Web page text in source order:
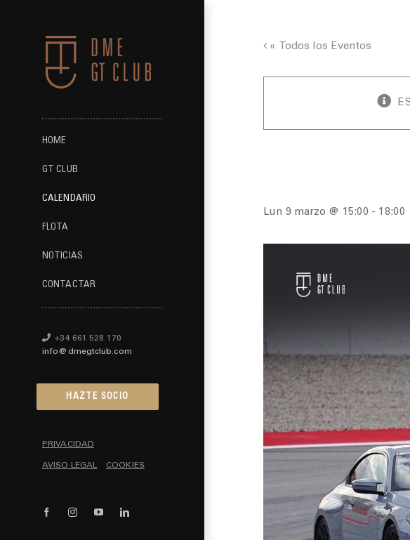
contenido
HOME
GT CLUB
CALENDARIO
FLOTA
NOTICIAS
CONTACTAR
+34 661 528 170
info@dmegtclub.com
HAZTE SOCIO
PRIVACIDAD
AVISO LEGAL COOKIES
FacebookInstagramYouTubeLinkedIn
« Todos los Eventos
Lun 9 marzo @ 15:00 - 18:00